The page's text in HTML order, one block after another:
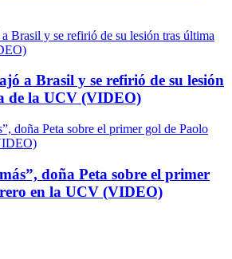
a Brasil y se refirió de su lesión
de la UCV (VIDEO)
doña Peta sobre el primer
en la UCV (VIDEO)